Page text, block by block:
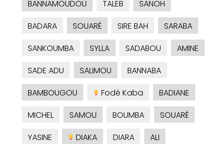
BANNAMOUDOU
TALEB
SANOH
BADARA
SOUARÉ SIRE BAH
SARABA
SANKOUMBA
SYLLA SADABOU
AMINE
SADE ADU
SALIMOU
BANNABA
BAMBOUGOU
Fodé Kaba
BADIANE
MICHEL
SAMOU BOUMBA
SOUARÉ
YASINE
DIAKA DIARA
ALI